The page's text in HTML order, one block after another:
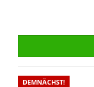
DEMNÄCHST!